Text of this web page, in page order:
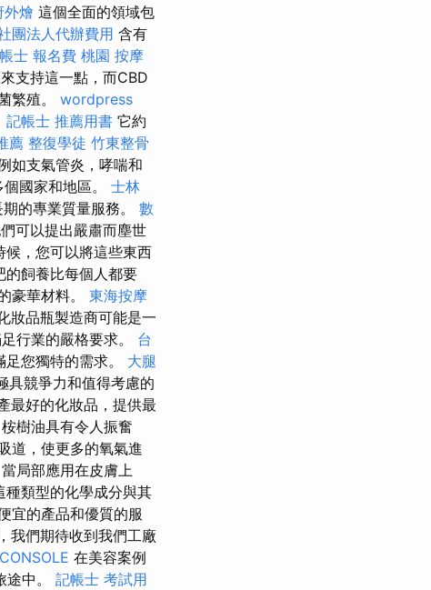
外燴 這個全面的領域包
團法人代辦費用 含有
士 報名費 桃園 按摩
支持這一點，而CBD
繁殖。 wordpress
記帳士 推薦用書 它約
薦 整復學徒 竹東整骨
如支氣管炎，哮喘和
國家和地區。 士林
的專業質量服務。 數
可以提出嚴肅而塵世
候，您可以將這些東西
的飼養比每個人都要
豪華材料。 東海按摩
妝品瓶製造商可能是一
行業的嚴格要求。 台
您獨特的需求。 大腿
具競爭力和值得考慮的
最好的化妝品，提供最
樹油具有令人振奮
道，使更多的氧氣進
局部應用在皮膚上
類型的化學成分與其
宜的產品和優質的服
我們期待收到我們工廠
在美容案例
中。 記帳士 考試用